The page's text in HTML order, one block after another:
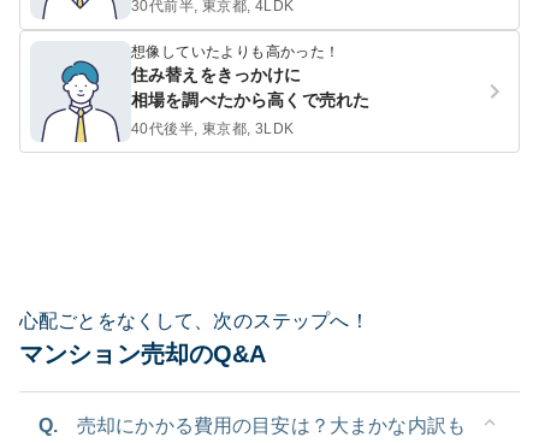
30代前半, 東京都, 4LDK
想像していたよりも高かった！
住み替えをきっかけに
相場を調べたから高くで売れた
40代後半, 東京都, 3LDK
心配ごとをなくして、次のステップへ！
マンション売却のQ&A
Q.
売却にかかる費用の目安は？大まかな内訳も